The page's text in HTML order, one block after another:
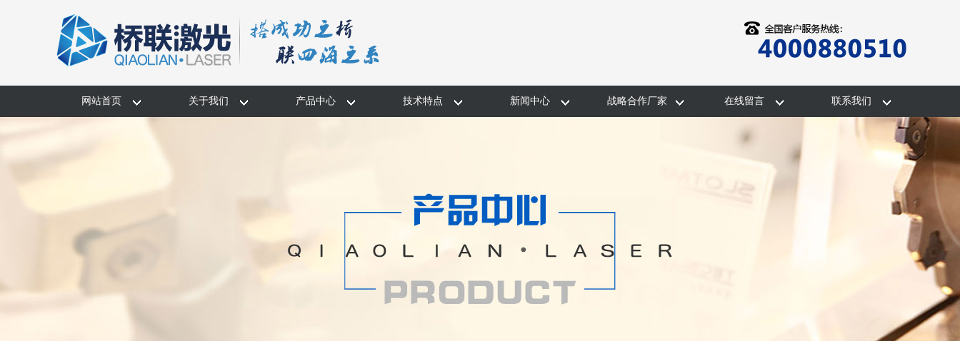
网站首页 关于我们 产品中心 技术特点 新闻中心 战略合作厂家 在线留言 联系我们